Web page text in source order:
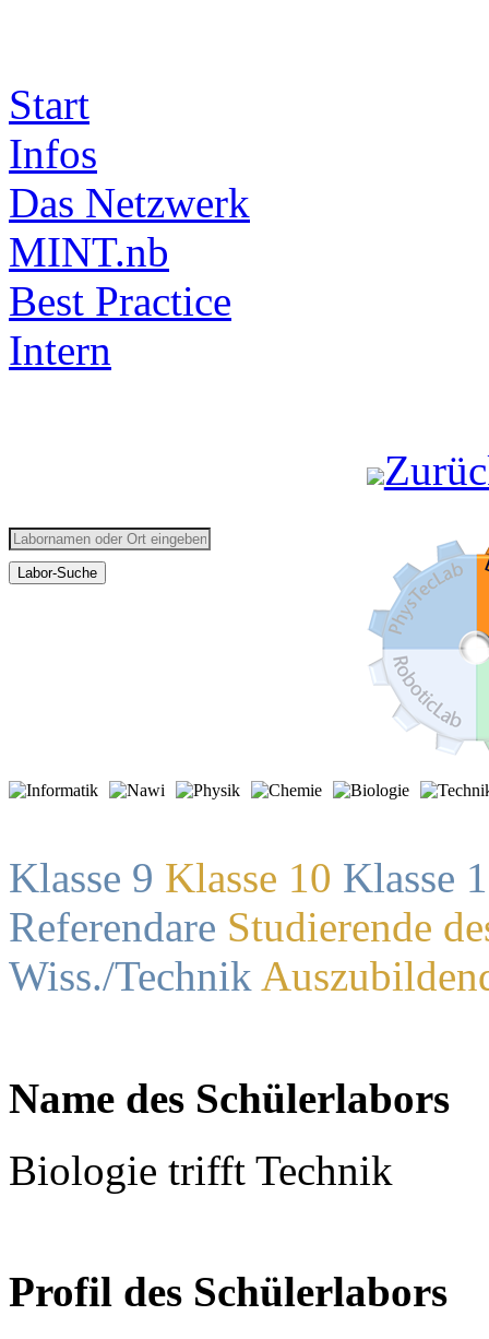
Start
Infos
Das Netzwerk
MINT.nb
Best Practice
Intern
Klasse 9 Klasse 10 Klasse
Referendare Studierende
Wiss./Technik
Name des Schülerlabors
Biologie trifft Technik
Profil des Schülerlabors